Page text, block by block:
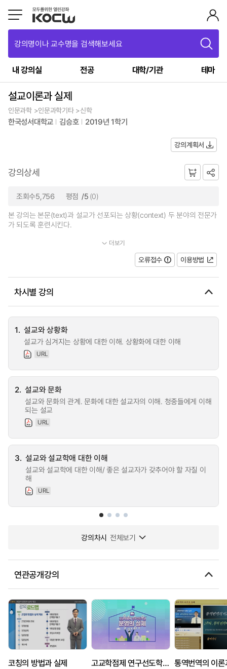
강의명이나 교수명을 검색해보세요
내 강의실 전공 대학/기관 테마
설교이론과 실제
인문과학 >인문과학기타 >신학
한국성서대학교 김승호 2019년 1학기
강의계획서
강의상세
조회수5,756 평점 /5 (0)
본 강의는 본문(text)과 설교가 선포되는 상황(context) 두 분야의 전문가
가 되도록 훈련시킨다.
1) 본문(text)이 말씀하는 것과 동일한 것을 말하면서도 설교를...
더보기
오류접수 이용방법
차시별 강의
1. 설교와 상황화
설교가 심겨지는 상황에 대한 이해. 상황화에 대한 이해
URL
2. 설교와 문화
설교와 문화의 관계. 문화에 대한 설교자의 이해. 청중들에게 이해
되는 설교
URL
3. 설교와 설교학애 대한 이해
설교와 설교학에 대한 이해/ 좋은 설교자가 갖추어야 할 자질 이
해
URL
강의차시 전체보기
연관공개강의
코칭의 방법과 실제 고교학점제 연구선도학교 운영의 실제 통역번역의 이